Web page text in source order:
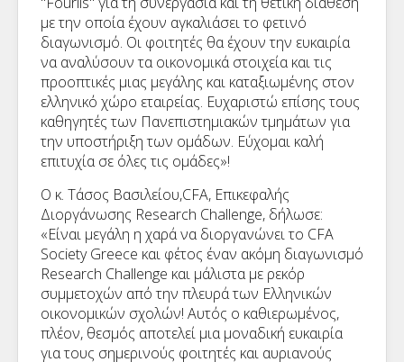
με την οποία έχουν αγκαλιάσει το φετινό
διαγωνισμό. Οι φοιτητές θα έχουν την ευκαιρία
να αναλύσουν τα οικονομικά στοιχεία και τις
προοπτικές μιας μεγάλης και καταξιωμένης στον
ελληνικό χώρο εταιρείας. Ευχαριστώ επίσης τους
καθηγητές των Πανεπιστημιακών τμημάτων για
την υποστήριξη των ομάδων. Εύχομαι καλή
επιτυχία σε όλες τις ομάδες»!
Ο κ. Τάσος Βασιλείου,CFA, Επικεφαλής
Διοργάνωσης Research Challenge, δήλωσε:
«Είναι μεγάλη η χαρά να διοργανώνει το CFA
Society Greece και φέτος έναν ακόμη διαγωνισμό
Research Challenge και μάλιστα με ρεκόρ
συμμετοχών από την πλευρά των Ελληνικών
οικονομικών σχολών! Αυτός ο καθιερωμένος,
πλέον, θεσμός αποτελεί μια μοναδική ευκαιρία
για τους σημερινούς φοιτητές και αυριανούς